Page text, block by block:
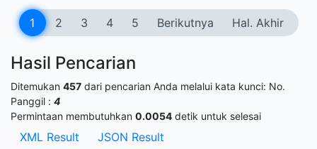
1 2 3 4 5 Berikutnya Hal. Akhir
Hasil Pencarian
Ditemukan 457 dari pencarian Anda melalui kata kunci: No.
Panggil : 4
Permintaan membutuhkan 0.0054 detik untuk selesai
XML Result JSON Result